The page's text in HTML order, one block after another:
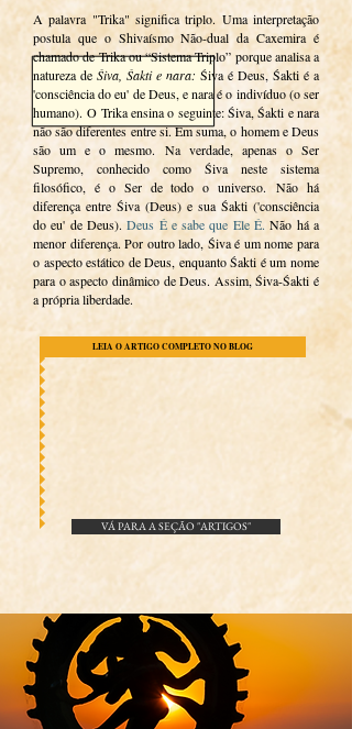
A palavra "Trika" significa triplo. Uma interpretação
postula que o Shivaísmo Não-dual da Caxemira é
chamado de Trika ou “Sistema Triplo” porque analisa a
natureza de Śiva, Śakti e nara: Śiva é Deus, Śakti é a
'consciência do eu' de Deus, e nara é o indivíduo (o ser
humano). O Trika ensina o seguinte: Śiva, Śakti e nara
não são diferentes entre si. Em suma, o homem e Deus
são um e o mesmo.
Na verdade, apenas o Ser
Supremo, conhecido como Śiva neste sistema
filosófico, é o Ser de todo o universo.
Não há
diferença entre Śiva (Deus) e sua Śakti ('consciência
do eu' de Deus).Deus É e sabe que Ele É. Não há a
menor diferença. Por outro lado, Śiva é um nome para
o aspecto estático de Deus, enquanto Śakti é um nome
para o aspecto dinâmico de Deus. Assim, Śiva-Śakti é
a própria liberdade.
LEIA O ARTIGO COMPLETO NO BLOG
VÁ PARA A SEÇÃO "ARTIGOS"